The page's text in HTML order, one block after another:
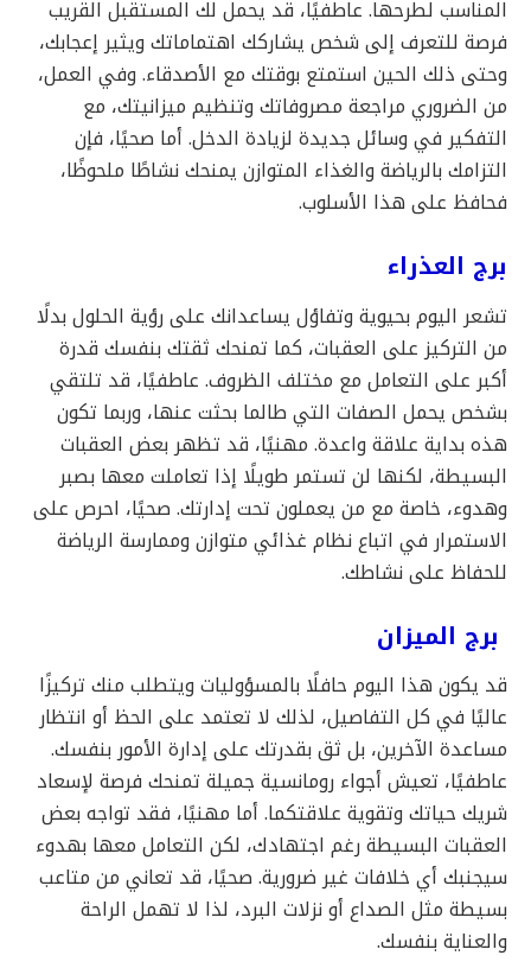
المناسب لطرحها. عاطفيًا، قد يحمل لك المستقبل القريب
فرصة للتعرف إلى شخص يشاركك اهتماماتك ويثير إعجابك،
وحتى ذلك الحين استمتع بوقتك مع الأصدقاء. وفي العمل،
من الضروري مراجعة مصروفاتك وتنظيم ميزانيتك، مع
التفكير في وسائل جديدة لزيادة الدخل. أما صحيًا، فإن
التزامك بالرياضة والغذاء المتوازن يمنحك نشاطًا ملحوظًا،
فحافظ على هذا الأسلوب.
برج العذراء
تشعر اليوم بحيوية وتفاؤل يساعدانك على رؤية الحلول بدلًا
من التركيز على العقبات، كما تمنحك ثقتك بنفسك قدرة
أكبر على التعامل مع مختلف الظروف. عاطفيًا، قد تلتقي
بشخص يحمل الصفات التي طالما بحثت عنها، وربما تكون
هذه بداية علاقة واعدة. مهنيًا، قد تظهر بعض العقبات
البسيطة، لكنها لن تستمر طويلًا إذا تعاملت معها بصبر
وهدوء، خاصة مع من يعملون تحت إدارتك. صحيًا، احرص على
الاستمرار في اتباع نظام غذائي متوازن وممارسة الرياضة
للحفاظ على نشاطك.
برج الميزان
قد يكون هذا اليوم حافلًا بالمسؤوليات ويتطلب منك تركيزًا
عاليًا في كل التفاصيل، لذلك لا تعتمد على الحظ أو انتظار
مساعدة الآخرين، بل ثق بقدرتك على إدارة الأمور بنفسك.
عاطفيًا، تعيش أجواء رومانسية جميلة تمنحك فرصة لإسعاد
شريك حياتك وتقوية علاقتكما. أما مهنيًا، فقد تواجه بعض
العقبات البسيطة رغم اجتهادك، لكن التعامل معها بهدوء
سيجنبك أي خلافات غير ضرورية. صحيًا، قد تعاني من متاعب
بسيطة مثل الصداع أو نزلات البرد، لذا لا تهمل الراحة
والعناية بنفسك.